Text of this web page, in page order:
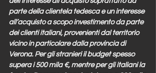
parte della clientela tedesca e un interesse
all’acquisto a scopo investimento da parte
dei clienti italiani, provenienti dal territorio
vicino in particolare dalla provincia di
Verona. Per gli stranieri il budget spesso
supera i 500 mila €, mentre per gli italiani la